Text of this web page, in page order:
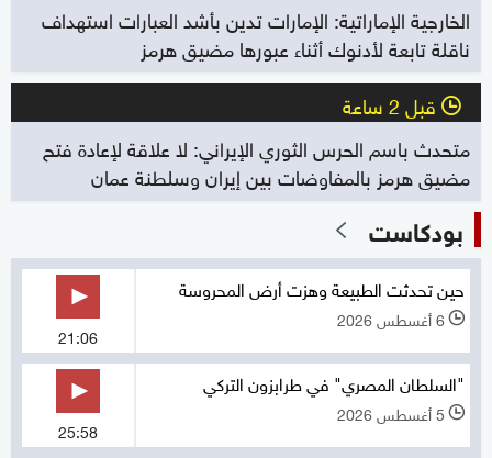
الخارجية الإماراتية: الإمارات تدين بأشد العبارات استهداف
ناقلة تابعة لأدنوك أثناء عبورها مضيق هرمز
l قبل 2 ساعة
متحدث باسم الحرس الثوري الإيراني: لا علاقة لإعادة فتح
مضيق هرمز بالمفاوضات بين إيران وسلطنة عمان
بودكاست
حين تحدثت الطبيعة وهزت أرض المحروسة
l 6 أغسطس 2026
21:06
"السلطان المصري" في طرابزون التركي
l 5 أغسطس 2026
25:58